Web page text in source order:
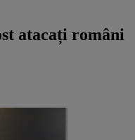
atacați români